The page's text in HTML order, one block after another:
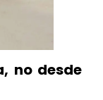
no desde